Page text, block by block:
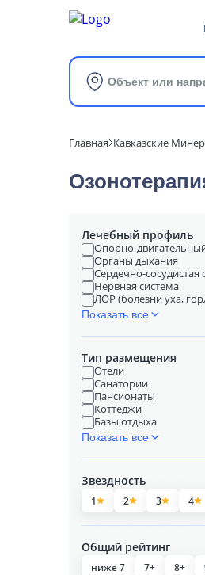
Объект или
Главная Кавказские
Лечебный профиль
Опорно-
Органы дыхания
Сердечно-сосудистая
Нервная система
ЛОР (болезни уха,
Показать все
Тип размещения
Отели
Санатории
Пансионаты
Коттеджи
Базы отдыха
Показать все
Звездность
1 2 3 4
Общий рейтинг
ниже 7 7+ 8+